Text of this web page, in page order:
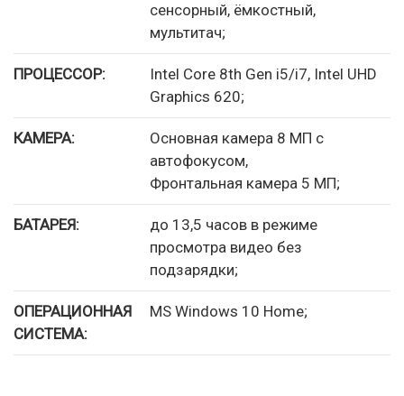
сенсорный, ёмкостный,
мультитач;
ПРОЦЕССОР:
Intel Core 8th Gen i5/i7, Intel UHD
Graphics 620;
КАМЕРА:
Основная камера 8 МП c
автофокусом,
Фронтальная камера 5 МП;
БАТАРЕЯ:
до 13,5 часов в режиме
просмотра видео без
подзарядки;
ОПЕРАЦИОННАЯ
СИСТЕМА:
MS Windows 10 Home;